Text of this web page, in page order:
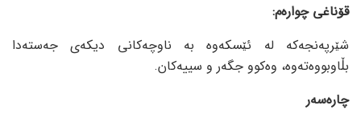
قۆناغی چوارەم:
شێرپەنجەکە لە ئێسکەوە بە ناوچەکانی دیکەی جەستەدا
بڵاوبووەتەوە، وەکوو جگەر و سییەکان.
چارەسەر